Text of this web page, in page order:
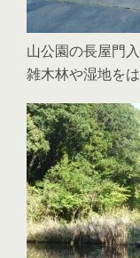
山公園の長屋門
雑木林や湿地を